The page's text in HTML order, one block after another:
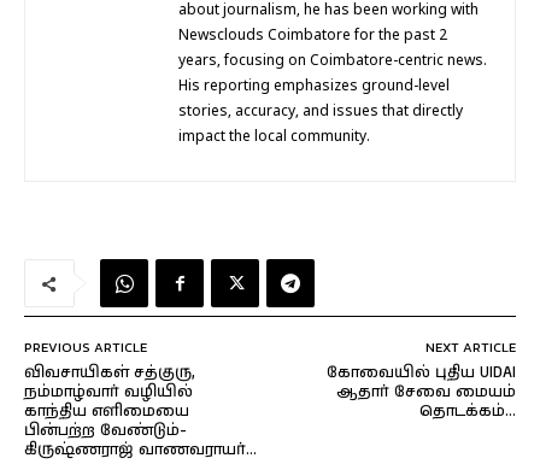
about journalism, he has been working with
Newsclouds Coimbatore for the past 2
years, focusing on Coimbatore-centric news.
His reporting emphasizes ground-level
stories, accuracy, and issues that directly
impact the local community.
PREVIOUS ARTICLE
விவசாயிகள் சத்குரு,
நம்மாழ்வார் வழியில்
காந்திய எளிமையை
பின்பற்ற வேண்டும்-
கிருஷ்ணராஜ் வாணவராயர்…
NEXT ARTICLE
கோவையில் புதிய UIDAI
ஆதார் சேவை மையம்
தொடக்கம்…